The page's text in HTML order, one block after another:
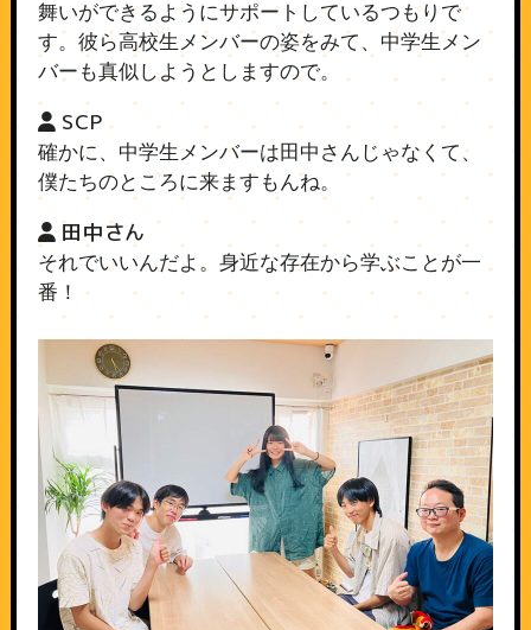
舞いができるようにサポートしているつもりで
す。彼ら高校生メンバーの姿をみて、中学生メン
バーも真似しようとしますので。
SCP
確かに、中学生メンバーは田中さんじゃなくて、
僕たちのところに来ますもんね。
田中さん
それでいいんだよ。身近な存在から学ぶことが一
番！